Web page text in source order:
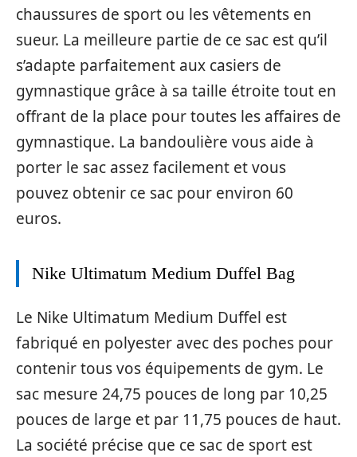
chaussures de sport ou les vêtements en
sueur. La meilleure partie de ce sac est qu’il
s’adapte parfaitement aux casiers de
gymnastique grâce à sa taille étroite tout en
offrant de la place pour toutes les affaires de
gymnastique. La bandoulière vous aide à
porter le sac assez facilement et vous
pouvez obtenir ce sac pour environ 60
euros.
Nike Ultimatum Medium Duffel Bag
Le Nike Ultimatum Medium Duffel est
fabriqué en polyester avec des poches pour
contenir tous vos équipements de gym. Le
sac mesure 24,75 pouces de long par 10,25
pouces de large et par 11,75 pouces de haut.
La société précise que ce sac de sport est